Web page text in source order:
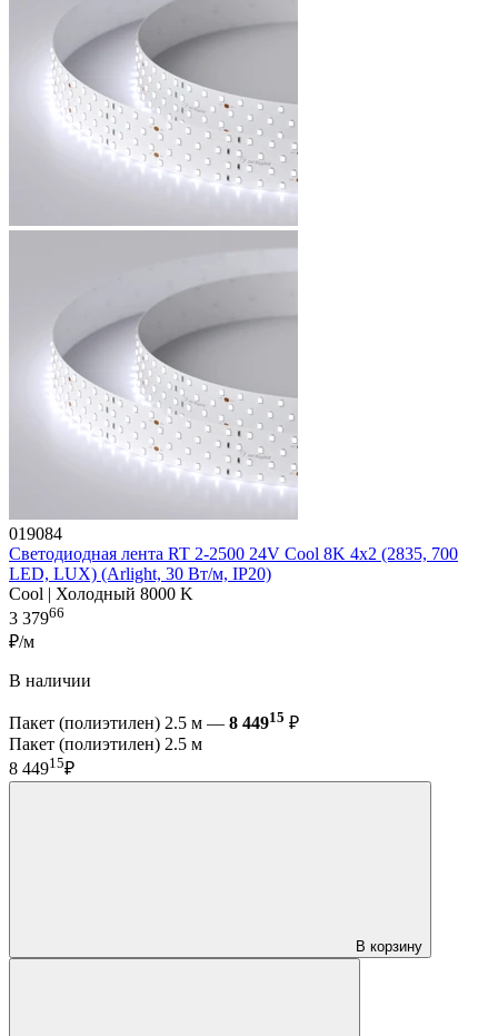
019084
Светодиодная лента RT 2-2500 24V Cool 8K 4x2 (2835, 700
LED, LUX) (Arlight, 30 Вт/м, IP20)
Cool | Холодный 8000 K
3 37966
₽/м
В наличии
Пакет (полиэтилен) 2.5 м — 8 44915 ₽
Пакет (полиэтилен) 2.5 м
8 44915₽
В корзину